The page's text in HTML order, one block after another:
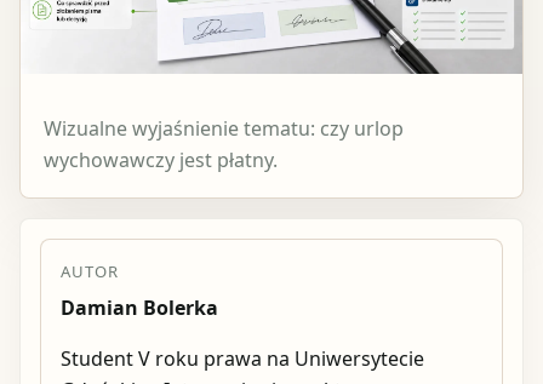
Wizualne wyjaśnienie tematu: czy urlop
wychowawczy jest płatny.
AUTOR
Damian Bolerka
Student V roku prawa na Uniwersytecie